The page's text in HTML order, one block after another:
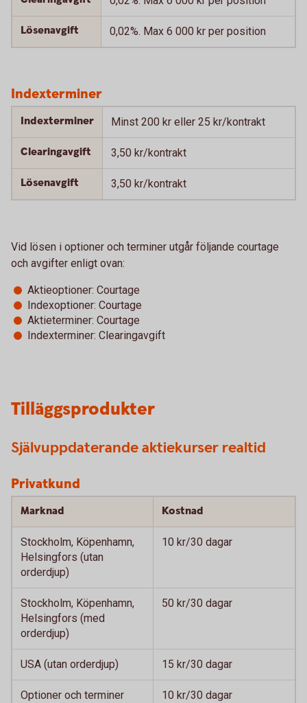
Lösenavgift 0,02%. Max 6 000 kr per position
Indexterminer
Indexterminer Minst 200 kr eller 25 kr/kontrakt
Clearingavgift 3,50 kr/kontrakt
Lösenavgift 3,50 kr/kontrakt
Vid lösen i optioner och terminer utgår följande courtage
och avgifter enligt ovan:
Aktieoptioner: Courtage
Indexoptioner: Courtage
Aktieterminer: Courtage
Indexterminer: Clearingavgift
Tilläggsprodukter
Självuppdaterande aktiekurser realtid
Privatkund
Marknad Kostnad
Stockholm, Köpenhamn,
Helsingfors (utan
orderdjup)
10 kr/30 dagar
Stockholm, Köpenhamn,
Helsingfors (med
orderdjup)
50 kr/30 dagar
USA (utan orderdjup) 15 kr/30 dagar
Optioner och terminer
10 kr/30 dagar